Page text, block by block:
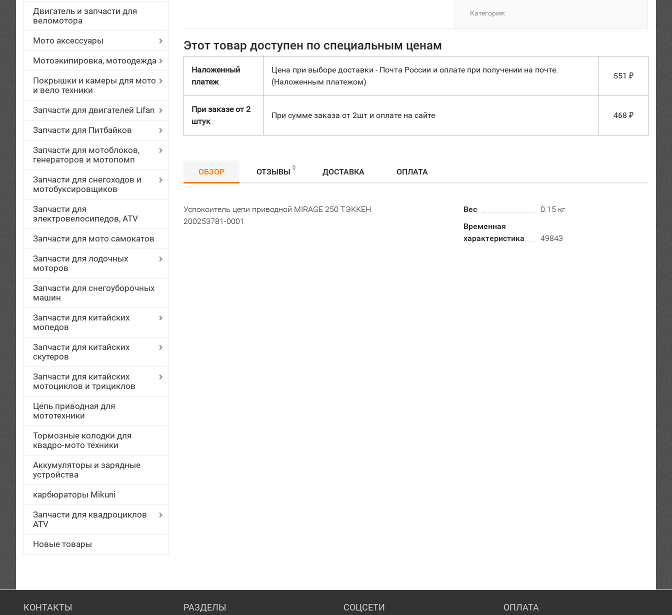
Двигатель и запчасти для
веломотора
Мото аксессуары
Мотоэкипировка, мотоодежда
Покрышки и камеры для мото
и вело техники
Запчасти для двигателей Lifan
Запчасти для Питбайков
Запчасти для мотоблоков,
генераторов и мотопомп
Запчасти для снегоходов и
мотобуксировщиков
Запчасти для
электровелосипедов, ATV
Запчасти для мото самокатов
Запчасти для лодочных
моторов
Запчасти для снегоуборочных
машин
Запчасти для китайских
мопедов
Запчасти для китайских
скутеров
Запчасти для китайских
мотоциклов и трициклов
Цепь приводная для
мототехники
Тормозные колодки для
квадро-мото техники
Аккумуляторы и зарядные
устройства
карбюраторы Mikuni
Запчасти для квадроциклов
ATV
Новые товары
Категория:
Этот товар доступен по специальным ценам
Наложенный
платеж
Цена при выборе доставки - Почта России и оплате при получении на почте.
(Наложенным платежом)
551 ₽
При заказе от 2
штук
При сумме заказа от 2шт и оплате на сайте 468 ₽
ОБЗОР ОТЗЫВЫ 0 ДОСТАВКА ОПЛАТА
Успокоитель цепи приводной MIRAGE 250 ТЭККЕН
200253781-0001
Вес
0.15 кг
Временная
характеристика
49843
КОНТАКТЫ РАЗДЕЛЫ СОЦСЕТИ ОПЛАТА